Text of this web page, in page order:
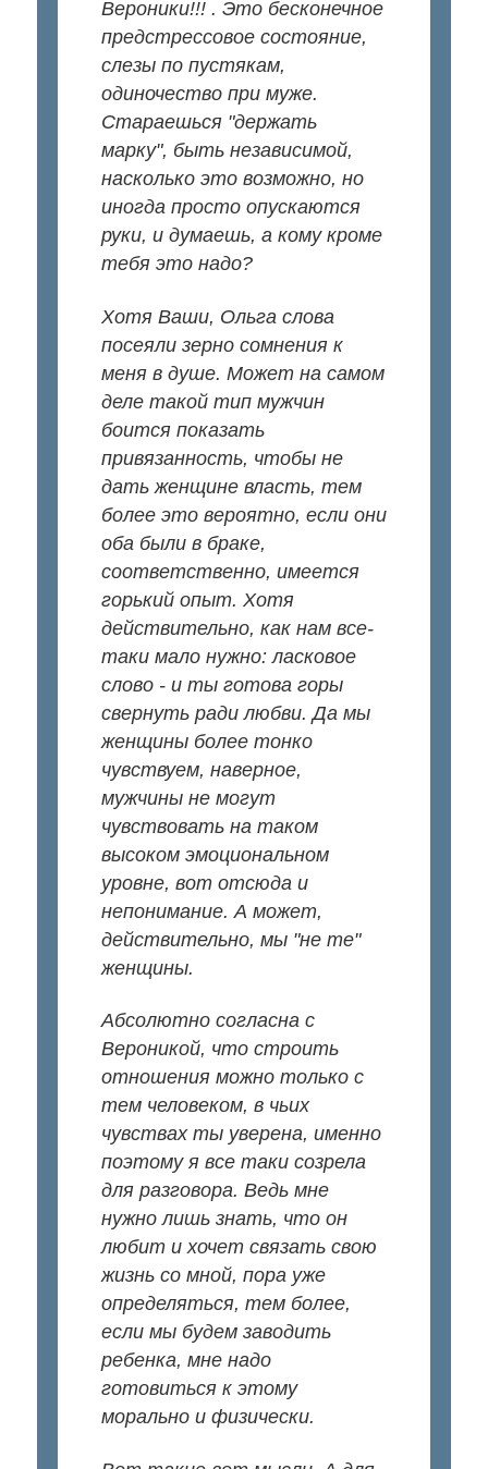
Вероники!!! . Это бесконечное
предстрессовое состояние,
слезы по пустякам,
одиночество при муже.
Стараешься "держать
марку", быть независимой,
насколько это возможно, но
иногда просто опускаются
руки, и думаешь, а кому кроме
тебя это надо?
Хотя Ваши, Ольга слова
посеяли зерно сомнения к
меня в душе. Может на самом
деле такой тип мужчин
боится показать
привязанность, чтобы не
дать женщине власть, тем
более это вероятно, если они
оба были в браке,
соответственно, имеется
горький опыт. Хотя
действительно, как нам все-
таки мало нужно: ласковое
слово - и ты готова горы
свернуть ради любви. Да мы
женщины более тонко
чувствуем, наверное,
мужчины не могут
чувствовать на таком
высоком эмоциональном
уровне, вот отсюда и
непонимание. А может,
действительно, мы "не те"
женщины.
Абсолютно согласна с
Вероникой, что строить
отношения можно только с
тем человеком, в чьих
чувствах ты уверена, именно
поэтому я все таки созрела
для разговора. Ведь мне
нужно лишь знать, что он
любит и хочет связать свою
жизнь со мной, пора уже
определяться, тем более,
если мы будем заводить
ребенка, мне надо
готовиться к этому
морально и физически.